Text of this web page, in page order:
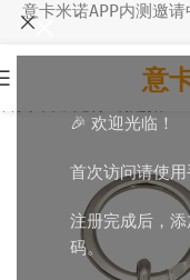
🎉 欢迎光临！
首次访问请使用
注册完成后，
码。
意卡米诺APP内测邀
意